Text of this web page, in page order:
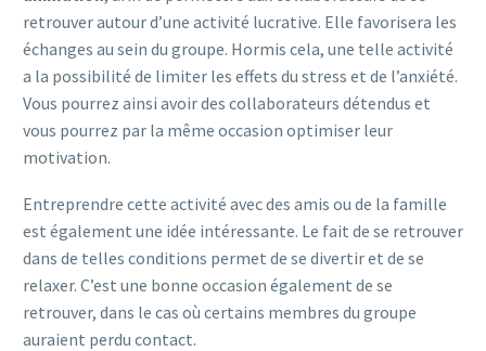
retrouver autour d’une activité lucrative. Elle favorisera les
échanges au sein du groupe. Hormis cela, une telle activité
a la possibilité de limiter les effets du stress et de l’anxiété.
Vous pourrez ainsi avoir des collaborateurs détendus et
vous pourrez par la même occasion optimiser leur
motivation.
Entreprendre cette activité avec des amis ou de la famille
est également une idée intéressante. Le fait de se retrouver
dans de telles conditions permet de se divertir et de se
relaxer. C’est une bonne occasion également de se
retrouver, dans le cas où certains membres du groupe
auraient perdu contact.